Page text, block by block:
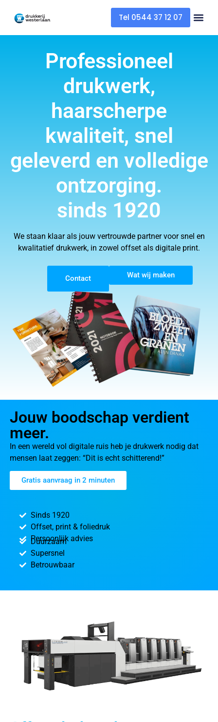
Tel 0544 37 12 07
Professioneel
drukwerk,
haarscherpe
kwaliteit, snel
geleverd en volledige
ontzorging.
sinds 1920
We staan klaar als jouw vertrouwde partner voor snel en
kwalitatief drukwerk, in zowel offset als digitale print.
Contact Wat wij maken
Jouw boodschap verdient
meer.
In een wereld vol digitale ruis heb je drukwerk nodig dat
mensen laat zeggen: “Dit is echt schitterend!”
Gratis aanvraag in 2 minuten
Sinds 1920
Offset, print & foliedruk
Persoonlijk advies
Duurzaam
Supersnel
Betrouwbaar